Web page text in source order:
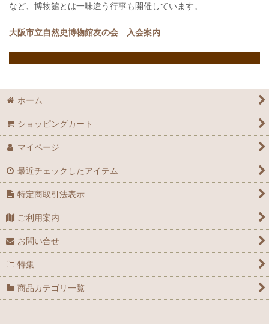
など、博物館とは一味違う行事も開催しています。
大阪市立自然史博物館友の会 入会案内
ホーム
ショッピングカート
マイページ
最近チェックしたアイテム
特定商取引法表示
ご利用案内
お問い合せ
特集
商品カテゴリ一覧